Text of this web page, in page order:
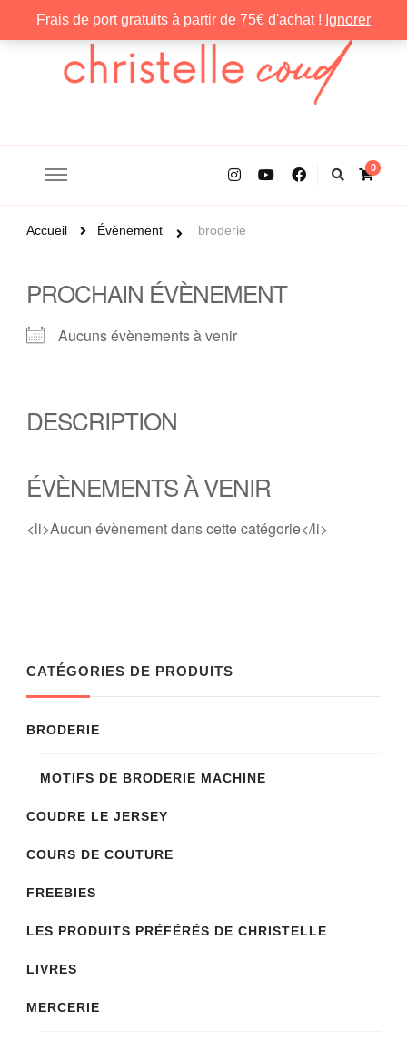
Frais de port gratuits à partir de 75€ d'achat ! Ignorer
0
Accueil Évènement broderie
PROCHAIN ÉVÈNEMENT
Aucuns évènements à venir
DESCRIPTION
ÉVÈNEMENTS À VENIR
<li>Aucun évènement dans cette catégorie</li>
CATÉGORIES DE PRODUITS
BRODERIE
MOTIFS DE BRODERIE MACHINE
COUDRE LE JERSEY
COURS DE COUTURE
FREEBIES
LES PRODUITS PRÉFÉRÉS DE CHRISTELLE
LIVRES
MERCERIE